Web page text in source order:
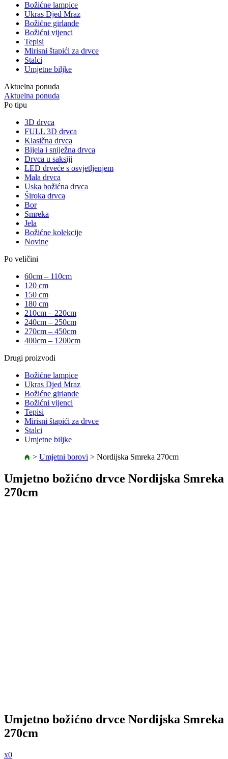
Božićne lampice
Ukras Djed Mraz
Božićne girlande
Božićni vijenci
Tepisi
Mirisni štapići za drvce
Stalci
Umjetne biljke
Aktuelna ponuda
Aktuelna ponuda
Po tipu
3D drvca
FULL 3D drvca
Klasična drvca
Bijela i sniježna drvca
Drvca u saksiji
LED drveće s osvjetljenjem
Mala drvca
Uska božićna drvca
Široka drvca
Bor
Smreka
Jela
Božićne kolekcije
Novine
Po veličini
60cm – 110cm
120 cm
150 cm
180 cm
210cm – 220cm
240cm – 250cm
270cm – 450cm
400cm – 1200cm
Drugi proizvodi
Božićne lampice
Ukras Djed Mraz
Božićne girlande
Božićni vijenci
Tepisi
Mirisni štapići za drvce
Stalci
Umjetne biljke
> Umjetni borovi > Nordijska Smreka 270cm
Umjetno božićno drvce Nordijska Smreka
270cm
Umjetno božićno drvce Nordijska Smreka
270cm
x0